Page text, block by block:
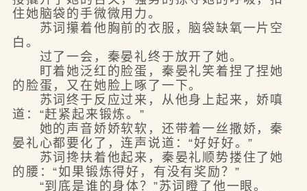
住她脑袋的手微微用力。
苏词攥着他胸前的衣服，脑袋缺氧一片空
白。
过了一会，秦晏礼终于放开了她。
盯着她泛红的脸蛋，秦晏礼笑着捏了捏她
的脸蛋，又在她脸上啄了一下。
苏词终于反应过来，从他身上起来，娇嗔
道：“赶紧起来锻炼。”
她的声音娇娇软软，还带着一丝撒娇，秦
晏礼心都要化了，连声说道：“好好好。”
苏词搀扶着他起来，秦晏礼顺势搂住了她
的腰：“如果锻炼得好，有没有奖励？”
“到底是谁的身体？”苏词瞪了他一眼。